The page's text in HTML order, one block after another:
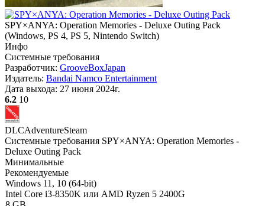
SPY×ANYA: Operation Memories - Deluxe Outing Pack
(Windows, PS 4, PS 5, Nintendo Switch)
Инфо
Системные требования
Разработчик: GrooveBoxJapan
Издатель: Bandai Namco Entertainment
Дата выхода: 27 июня 2024г.
6.2 10
DLCAdventureSteam
Системные требования SPY×ANYA: Operation Memories -
Deluxe Outing Pack
Минимальные
Рекомендуемые
Windows 11, 10 (64-bit)
Intel Core i3-8350K или AMD Ryzen 5 2400G